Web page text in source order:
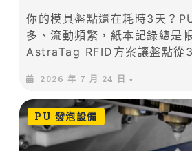
你的模具盤點還在耗時3天？
多、流動頻繁，紙本記錄總是
AstraTag RFID方案讓盤點從
看傳統管理困難點與RFID數位
徑。
2026 年 7 月 24 日 •
PU 發泡設備